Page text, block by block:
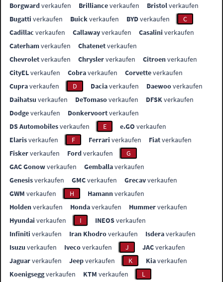
Borgwardverkaufen Brillianceverkaufen Bristolverkaufen
Bugatti verkaufen Buickverkaufen BYDverkaufen
C
Cadillac verkaufen Callawayverkaufen Casalini verkaufen
Caterhamverkaufen Chatenetverkaufen
Chevroletverkaufen Chryslerverkaufen Citroenverkaufen
CityELverkaufen Cobraverkaufen Corvetteverkaufen
Cupraverkaufen D Daciaverkaufen Daewooverkaufen
Daihatsu verkaufen DeTomasoverkaufen DFSKverkaufen
Dodgeverkaufen Donkervoortverkaufen
DS Automobilesverkaufen E e.GO verkaufen
Elarisverkaufen F Ferrari verkaufen Fiatverkaufen
Fiskerverkaufen Fordverkaufen
G
GAC Gonowverkaufen Gemballaverkaufen
Genesisverkaufen GMCverkaufen Grecavverkaufen
GWM verkaufen H Hamannverkaufen
Holdenverkaufen Hondaverkaufen Hummerverkaufen
Hyundai verkaufen I INEOSverkaufen
Infiniti verkaufen Iran Khodroverkaufen Isderaverkaufen
Isuzu verkaufen Ivecoverkaufen J JACverkaufen
Jaguarverkaufen Jeepverkaufen K Kiaverkaufen
Koenigseggverkaufen KTM verkaufen
L